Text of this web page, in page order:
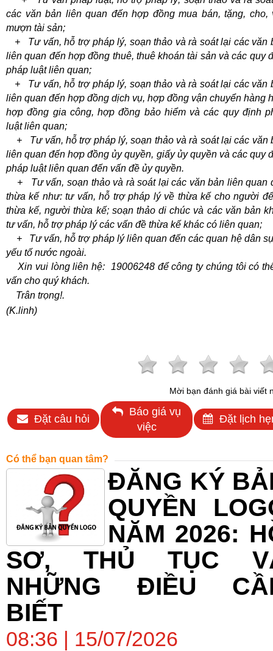
các văn bản liên quan đến hợp đồng mua bán, tặng, cho,
mượn tài sản;
+ Tư vấn, hỗ trợ pháp lý, soạn thảo và rà soát lại các văn
liên quan đến hợp đồng thuê, thuê khoán tài sản và các quy
pháp luật liên quan;
+ Tư vấn, hỗ trợ pháp lý, soạn thảo và rà soát lại các văn
liên quan đến hợp đồng dịch vụ, hợp đồng vận chuyển hàng
hợp đồng gia công, hợp đồng bảo hiểm và các quy định
luật liên quan;
+ Tư vấn, hỗ trợ pháp lý, soạn thảo và rà soát lại các văn
liên quan đến hợp đồng ủy quyền, giấy ủy quyền và các quy
pháp luật liên quan đến vấn đề ủy quyền.
+ Tư vấn, soạn thảo và rà soát lại các văn bản liên quan
thừa kế như: tư vấn, hỗ trợ pháp lý về thừa kế cho người
thừa kế, người thừa kế; soạn thảo di chúc và các văn bản
tư vấn, hỗ trợ pháp lý các vấn đề thừa kế khác có liên quan;
+ Tư vấn, hỗ trợ pháp lý liên quan đến các quan hệ dân
yếu tố nước ngoài.
Xin vui lòng liên hệ: 19006248để công ty chúng tôi có
vấn cho quý khách.
Trân trọng!.
(K.linh)
Mời bạn đánh giá bài viết
Đặt câu hỏi
Báo giá vụ
việc
Đặt lịch
Có thể bạn quan tâm?
ĐĂNG KÝ
QUYỀN
NĂM 2026:
SƠ, THỦ TỤC
NHỮNG ĐIỀU
BIẾT
08:36 | 15/07/2026